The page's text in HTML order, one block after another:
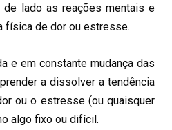
de lado as reações mentais e
física de dor ou estresse.
e em constante mudança das
a dissolver a tendência
ou o estresse (ou quaisquer
algo fixo ou difícil.